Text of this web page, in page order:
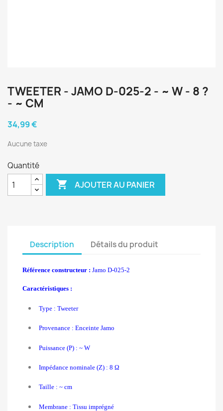
TWEETER - JAMO D-025-2 - ~ W - 8 ?
- ~ CM
34,99 €
Aucune taxe
Quantité
 AJOUTER AU PANIER
Description Détails du produit
Référence constructeur : Jamo D-025-2
Caractéristiques :
Type : Tweeter
Provenance : Enceinte Jamo
Puissance (P) : ~ W
Impédance nominale (Z) : 8 Ω
Taille : ~ cm
Membrane : Tissu imprégné